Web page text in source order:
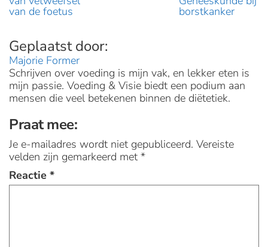
van de foetus borstkanker
Majorie Former
Schrijven over voeding is mijn vak, en lekker eten is
mijn passie. Voeding & Visie biedt een podium aan
mensen die veel betekenen binnen de diëtetiek.
Praat mee:
Je e-mailadres wordt niet gepubliceerd. Vereiste
velden zijn gemarkeerd met *
Reactie *